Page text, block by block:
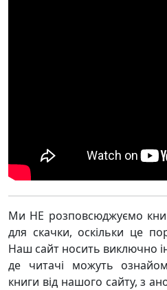
Ми НЕ розповсюджуємо
для скачки, оскільки це
Наш сайт носить виключно
де читачі можуть
книги від нашого сайту, з